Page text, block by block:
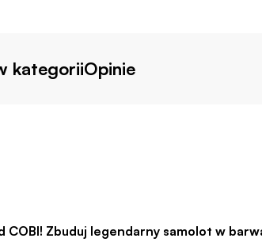
kategoriiOpinie
legendarny samolot w